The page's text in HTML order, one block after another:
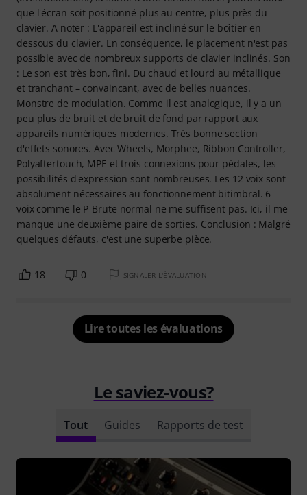
que l'écran soit positionné plus au centre, plus près du
clavier. A noter : L'appareil est incliné sur le boîtier en
dessous du clavier. En conséquence, le placement n'est pas
possible avec de nombreux supports de clavier inclinés. Son
: Le son est très bon, fini. Du chaud et lourd au métallique
et tranchant – convaincant, avec de belles nuances.
Monstre de modulation. Comme il est analogique, il y a un
peu plus de bruit et de bruit de fond par rapport aux
appareils numériques modernes. Très bonne section
d'effets sonores. Avec Wheels, Morphee, Ribbon Controller,
Polyaftertouch, MPE et trois connexions pour pédales, les
possibilités d'expression sont nombreuses. Les 12 voix sont
absolument nécessaires au fonctionnement bitimbral. 6
voix comme le P-Brute normal ne me suffisent pas. Ici, il me
manque une deuxième paire de sorties. Conclusion : Malgré
quelques défauts, c'est une superbe pièce.
18 0 SIGNALER L'ÉVALUATION
Lire toutes les évaluations
Le saviez-vous?
Tout Guides Rapports de test